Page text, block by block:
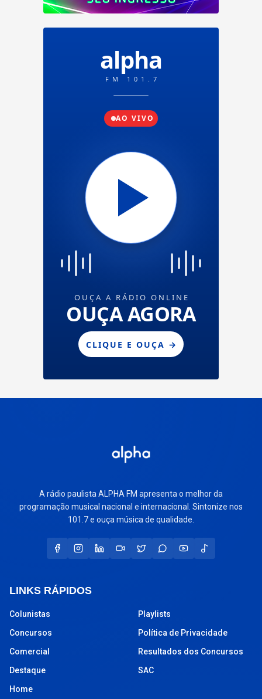
A rádio paulista ALPHA FM apresenta o melhor da
programação musical nacional e internacional. Sintonize nos
101.7 e ouça música de qualidade.
LINKS RÁPIDOS
Colunistas
Concursos
Comercial
Destaque
Home
Playlists
Política de Privacidade
Resultados dos Concursos
SAC